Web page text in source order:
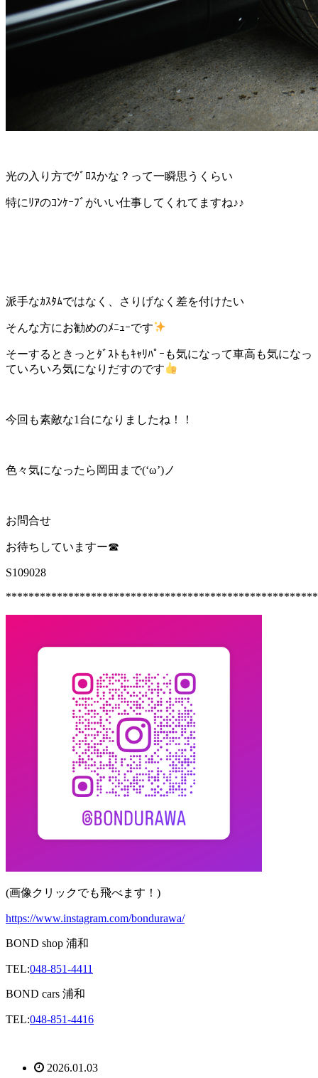
光の入り方でｸﾞﾛｽかな？って一瞬思うくらい
特にﾘｱのｺﾝｹｰﾌﾞがいい仕事してくれてますね♪♪
派手なｶｽﾀﾑではなく、さりげなく差を付けたい
そんな方にお勧めのﾒﾆｭｰです
そーするときっとﾀﾞｽﾄもｷｬﾘﾊﾟｰも気になって車高も気になっ
ていろいろ気になりだすのです
今回も素敵な1台になりましたね！！
色々気になったら岡田まで(‘ω’)ノ
お問合せ
お待ちしていますー☎
S109028
(画像クリックでも飛べます！)
https://www.instagram.com/bondurawa/
BOND shop 浦和
TEL:048-851-4411
BOND cars 浦和
TEL:048-851-4416
2026.01.03